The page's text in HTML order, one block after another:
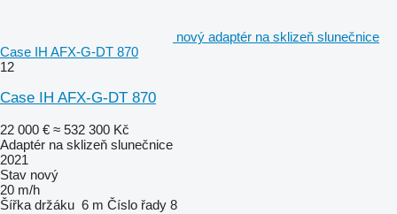
nový adaptér na sklizeň slunečnice
Case IH AFX-G-DT 870
12
Case IH AFX-G-DT 870
22 000 € ≈ 532 300 Kč
Adaptér na sklizeň slunečnice
2021
Stav nový
20 m/h
Šířka držáku 6 m Číslo řady 8